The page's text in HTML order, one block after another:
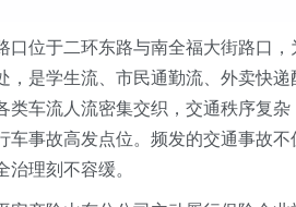
口位于二环东路与南全福大街路口 ，
，是学生流、市民通勤流、外卖快递
类车流人流密集交织，交通秩序复杂
车事故高发点位。频发的交通事故
治理刻不容缓。